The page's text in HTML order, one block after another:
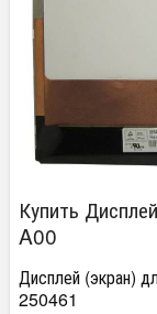
Купить
A00
Дисплей (экран)
250461